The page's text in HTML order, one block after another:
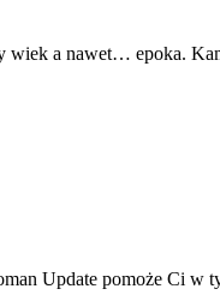
a nawet… epoka.
Update pomoże Ci w